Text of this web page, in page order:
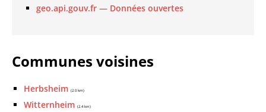
geo.api.gouv.fr — Données ouvertes
Communes voisines
Herbsheim (2.0 km)
Witternheim (2.4 km)